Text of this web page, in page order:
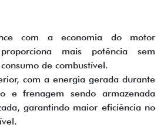
com a economia do motor
mais potência sem
de combustível.
com a energia gerada durante
e frenagem sendo armazenada
garantindo maior eficiência no